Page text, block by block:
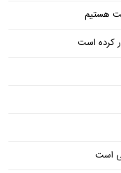
هستیم
کرده است
است